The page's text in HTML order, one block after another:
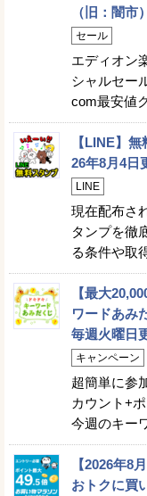
（旧：闇市）
セール
エディオン
シャルセー
com最安値
【LINE】
26年8月4日
LINE
現在配布さ
タンプを徹
る条件や取
【最大
ワードあみ
毎週火曜日
キャンペーン
超簡単に参
カウント+
今週のキー
【2026年8
おトクに買